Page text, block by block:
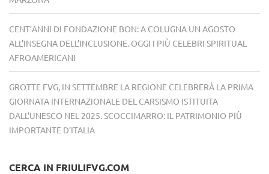
CENT’ANNI DI FONDAZIONE BON: A COLUGNA UN AGOSTO
ALL’INSEGNA DELL’INCLUSIONE. OGGI I PIÙ CELEBRI SPIRITUAL
AFROAMERICANI
GROTTE FVG, IN SETTEMBRE LA REGIONE CELEBRERÀ LA PRIMA
GIORNATA INTERNAZIONALE DEL CARSISMO ISTITUITA
DALL’UNESCO NEL 2025. SCOCCIMARRO: IL PATRIMONIO PIÙ
IMPORTANTE D’ITALIA
CERCA IN FRIULIFVG.COM